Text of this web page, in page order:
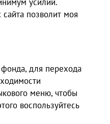
сайта позволит моя
для перехода
меню, чтобы
воспользуйтесь